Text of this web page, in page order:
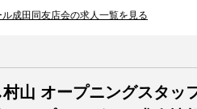
ル成田同友店会の求人一覧を見る
村山 オープニングスタッ